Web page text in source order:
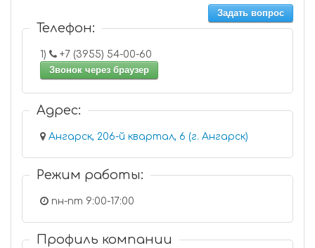
Задать вопрос
Телефон:
1)
+7 (3955) 54-00-60
Звонок через браузер
Адрес:
Ангарск, 206-й квартал, 6 (г. Ангарск)
Режим работы:
пн-пт 9:00-17:00
Профиль компании